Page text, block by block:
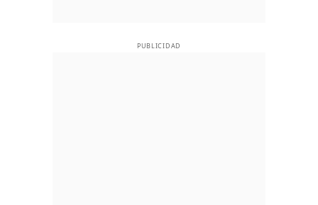
PUBLICIDAD